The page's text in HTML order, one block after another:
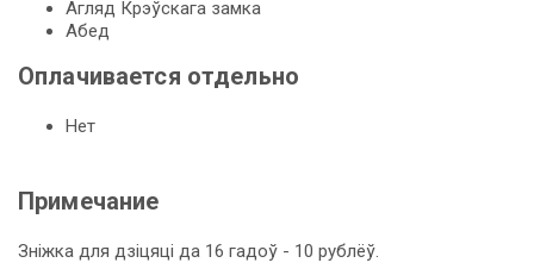
Агляд Крэўскага замка
Абед
Оплачивается отдельно
Нет
Примечание
Зніжка для дзіцяці да 16 гадоў - 10 рублёў.